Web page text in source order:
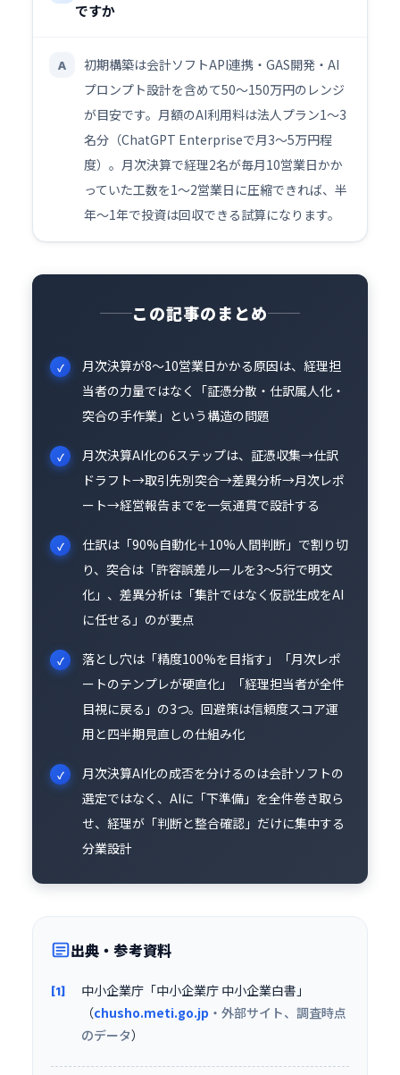
ですか
A
初期構築は会計ソフトAPI連携・GAS開発・AI
プロンプト設計を含めて50〜150万円のレンジ
が目安です。月額のAI利用料は法人プラン1〜3
名分（ChatGPT Enterpriseで月3〜5万円程
度）。月次決算で経理2名が毎月10営業日かか
っていた工数を1〜2営業日に圧縮できれば、半
年〜1年で投資は回収できる試算になります。
この記事のまとめ
月次決算が8〜10営業日かかる原因は、経理担
当者の力量ではなく「証憑分散・仕訳属人化・
突合の手作業」という構造の問題
月次決算AI化の6ステップは、証憑収集→仕訳
ドラフト→取引先別突合→差異分析→月次レポ
ート→経営報告までを一気通貫で設計する
仕訳は「90%自動化＋10%人間判断」で割り切
り、突合は「許容誤差ルールを3〜5行で明文
化」、差異分析は「集計ではなく仮説生成をAI
に任せる」のが要点
落とし穴は「精度100%を目指す」「月次レポ
ートのテンプレが硬直化」「経理担当者が全件
目視に戻る」の3つ。回避策は信頼度スコア運
用と四半期見直しの仕組み化
月次決算AI化の成否を分けるのは会計ソフトの
選定ではなく、AIに「下準備」を全件巻き取ら
せ、経理が「判断と整合確認」だけに集中する
分業設計
出典・参考資料
[1]
中小企業庁「中小企業庁 中小企業白書」
（chusho.meti.go.jp ・外部サイト、調査時点
のデータ）